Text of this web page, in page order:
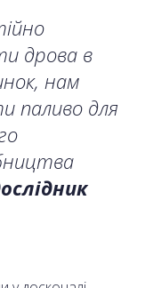
дрова в
нам
паливо для